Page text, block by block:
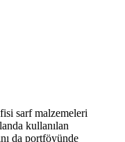
sarf malzemeleri
kullanılan
da portföyünde